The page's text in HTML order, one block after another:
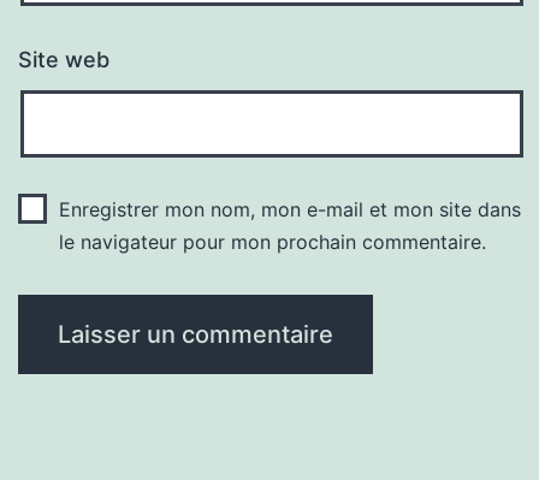
Site web
Enregistrer mon nom, mon e-mail et mon site dans
le navigateur pour mon prochain commentaire.